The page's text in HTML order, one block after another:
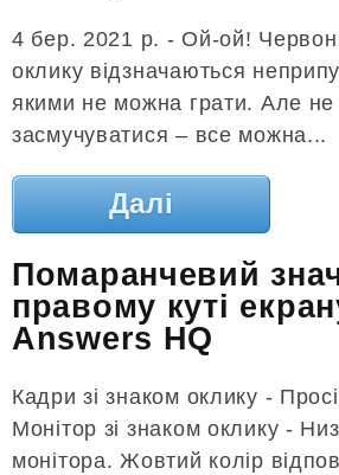
4 бер. 2021 р. - Ой-ой!
оклику відзначаються
якими не можна грати. Але не
засмучуватися – все можна...
Далі
Помаранчевий
правому куті
Answers HQ
Кадри зі знаком оклику -
Монітор зі знаком оклику -
монітора. Жовтий колір